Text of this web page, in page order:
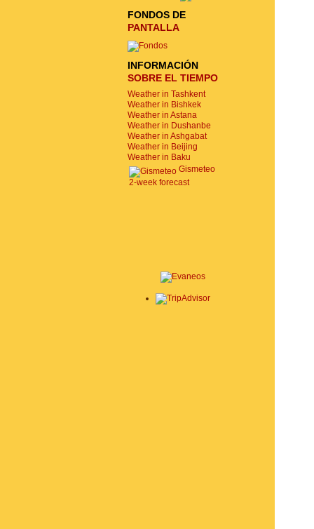
FONDOS DE
PANTALLA
INFORMACIÓN
SOBRE EL TIEMPO
Weather in Tashkent
Weather in Bishkek
Weather in Astana
Weather in Dushanbe
Weather in Ashgabat
Weather in Beijing
Weather in Baku
Gismeteo
2-week forecast